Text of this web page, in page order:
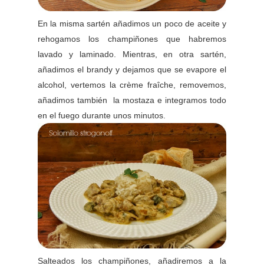
En la misma sartén añadimos un poco de aceite y
rehogamos los champiñones que habremos
lavado y laminado. Mientras, en otra sartén,
añadimos el brandy y dejamos que se evapore el
alcohol, vertemos la crème fraîche, removemos,
añadimos también la mostaza e integramos todo
en el fuego durante unos minutos.
Salteados los champiñones, añadiremos a la